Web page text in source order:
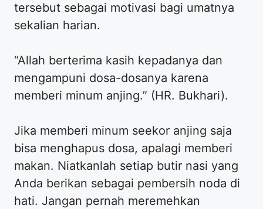
tersebut sebagai motivasi bagi umatnya
sekalian harian.
“Allah berterima kasih kepadanya dan
mengampuni dosa-dosanya karena
memberi minum anjing.” (HR. Bukhari).
Jika memberi minum seekor anjing saja
bisa menghapus dosa, apalagi memberi
makan. Niatkanlah setiap butir nasi yang
Anda berikan sebagai pembersih noda di
hati. Jangan pernah meremehkan